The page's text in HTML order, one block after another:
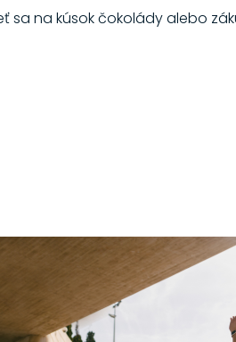
sa na kúsok čokolády alebo